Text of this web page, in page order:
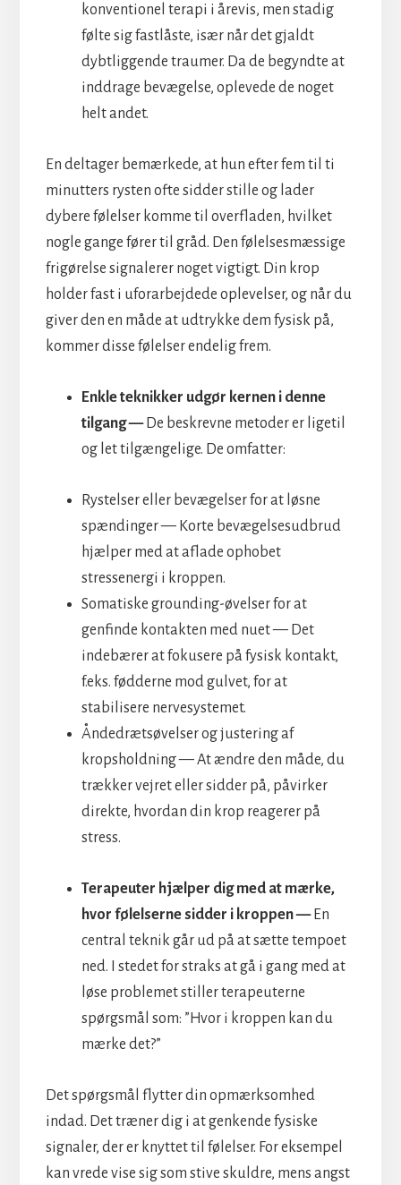
konventionel terapi i årevis, men stadig
følte sig fastlåste, især når det gjaldt
dybtliggende traumer. Da de begyndte at
inddrage bevægelse, oplevede de noget
helt andet.
En deltager bemærkede, at hun efter fem til ti
minutters rysten ofte sidder stille og lader
dybere følelser komme til overfladen, hvilket
nogle gange fører til gråd. Den følelsesmæssige
frigørelse signalerer noget vigtigt. Din krop
holder fast i uforarbejdede oplevelser, og når du
giver den en måde at udtrykke dem fysisk på,
kommer disse følelser endelig frem.
Enkle teknikker udgør kernen i denne
tilgang —De beskrevne metoder er ligetil
og let tilgængelige. De omfatter:
Rystelser eller bevægelser for at løsne
spændinger — Korte bevægelsesudbrud
hjælper med at aflade ophobet
stressenergi i kroppen.
Somatiske grounding-øvelser for at
genfinde kontakten med nuet — Det
indebærer at fokusere på fysisk kontakt,
f.eks. fødderne mod gulvet, for at
stabilisere nervesystemet.
Åndedrætsøvelser og justering af
kropsholdning — At ændre den måde, du
trækker vejret eller sidder på, påvirker
direkte, hvordan din krop reagerer på
stress.
Terapeuter hjælper dig med at mærke,
hvor følelserne sidder i kroppen —En
central teknik går ud på at sætte tempoet
ned. I stedet for straks at gå i gang med at
løse problemet stiller terapeuterne
spørgsmål som: ”Hvor i kroppen kan du
mærke det?”
Det spørgsmål flytter din opmærksomhed
indad. Det træner dig i at genkende fysiske
signaler, der er knyttet til følelser. For eksempel
kan vrede vise sig som stive skuldre, mens angst